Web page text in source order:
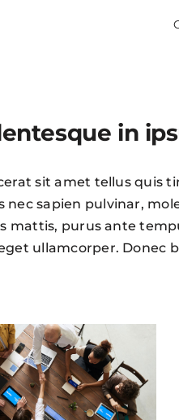
in
sit amet tellus quis
nec sapien pulvinar,
mattis, purus ante
ullamcorper. Donec